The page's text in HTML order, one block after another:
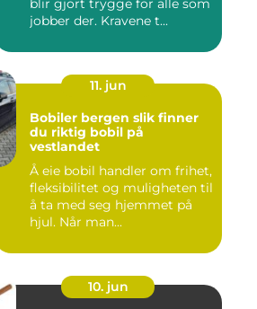
blir gjort trygge for alle som
jobber der. Kravene t...
11. jun
Bobiler bergen slik finner
du riktig bobil på
vestlandet
Å eie bobil handler om frihet,
fleksibilitet og muligheten til
å ta med seg hjemmet på
hjul. Når man...
10. jun